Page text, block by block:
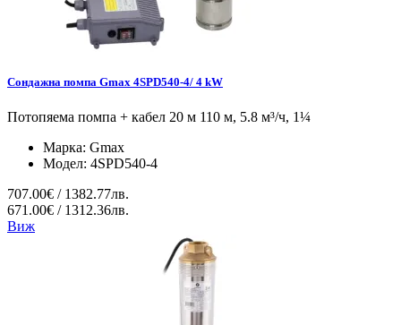
Сондажна помпа Gmax 4SPD540-4/ 4 kW
Потопяема помпа + кабел 20 м 110 м, 5.8 м³/ч, 1¼
Марка: Gmax
Модел: 4SPD540-4
707.00€ / 1382.77лв.
671.00€ / 1312.36лв.
Виж